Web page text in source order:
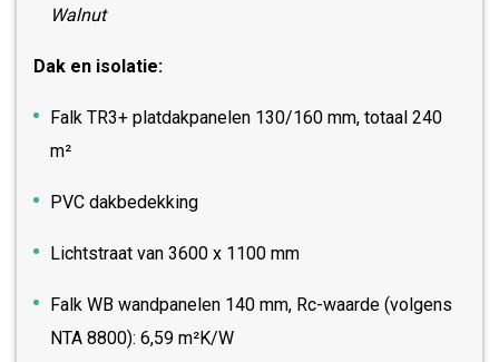
Walnut
Dak en isolatie:
Falk TR3+ platdakpanelen 130/160 mm, totaal 240
m²
PVC dakbedekking
Lichtstraat van 3600 x 1100 mm
Falk WB wandpanelen 140 mm, Rc-waarde (volgens
NTA 8800): 6,59 m²K/W